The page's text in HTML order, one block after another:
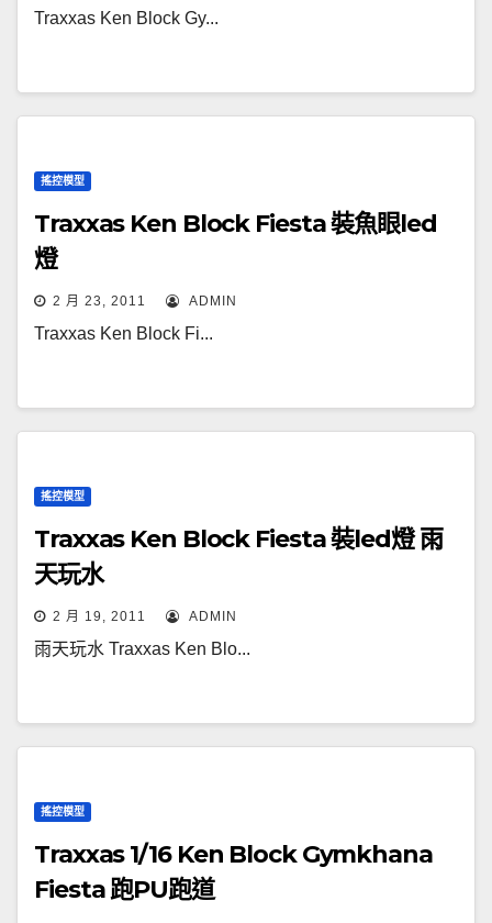
Traxxas Ken Block Gy...
搖控模型
Traxxas Ken Block Fiesta 裝魚眼led
燈
2 月 23, 2011 ADMIN
Traxxas Ken Block Fi...
搖控模型
Traxxas Ken Block Fiesta 裝led燈 雨
天玩水
2 月 19, 2011 ADMIN
雨天玩水 Traxxas Ken Blo...
搖控模型
Traxxas 1/16 Ken Block Gymkhana
Fiesta 跑PU跑道